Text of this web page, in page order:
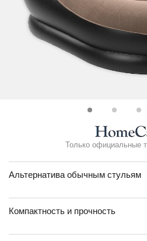
Только официальные
Альтернатива обычным стульям
Компактность и прочность